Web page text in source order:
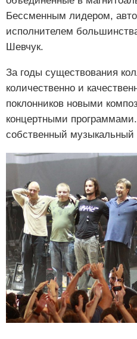
Бессменным лидером,
исполнителем
Шевчук.
За годы существования
количественно и
поклонников новыми
концертными
собственный музыкальный